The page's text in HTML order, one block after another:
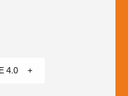
4.0 +